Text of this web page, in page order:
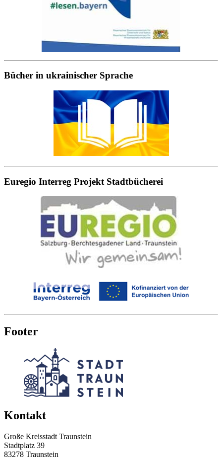
Bücher in ukrainischer Sprache
Euregio Interreg Projekt Stadtbücherei
Footer
Kontakt
Große Kreisstadt Traunstein
Stadtplatz 39
83278 Traunstein